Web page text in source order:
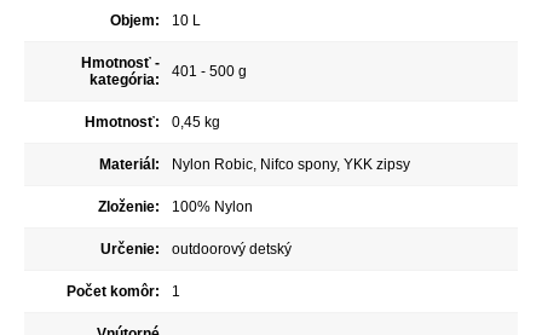
Objem: 10 L
Hmotnosť -
kategória:
401 - 500 g
Hmotnosť: 0,45 kg
Materiál: Nylon Robic, Nifco spony, YKK zipsy
Zloženie: 100% Nylon
Určenie: outdoorový detský
Počet komôr: 1